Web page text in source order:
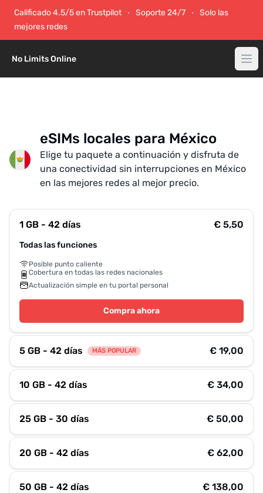
Calificado 4.5/5 en Trustpilot Soporte 24/7
Solo las
mejores redes
No Limits Online
eSIMs locales para México
Elige tu paquete a continuación y disfruta de
una conectividad sin interrupciones en México
en las mejores redes al mejor precio.
1 GB - 42 días € 5,50
Todas las funciones
Posible punto caliente
Cobertura en todas las redes nacionales
Actualización simple en tu portal personal
Compra ahora
5 GB - 42 días MÁS POPULAR € 19,00
10 GB - 42 días € 34,00
25 GB - 30 días € 50,00
20 GB - 42 días € 62,00
50 GB - 42 días € 138,00